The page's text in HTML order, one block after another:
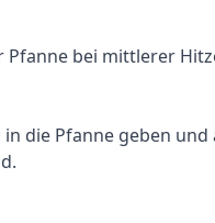
Pfanne bei mittlerer
die Pfanne geben